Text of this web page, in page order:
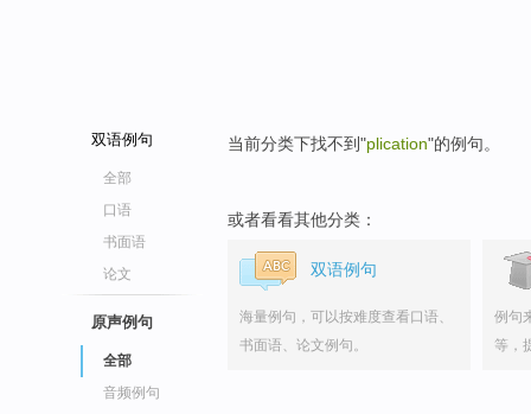
双语例句
全部
口语
书面语
论文
原声例句
全部
音频例句
当前分类下找不到"plication"的例句。
或者看看其他分类：
双语例句
海量例句，可以按难度查看口语、
书面语、论文例句。
例句
等，